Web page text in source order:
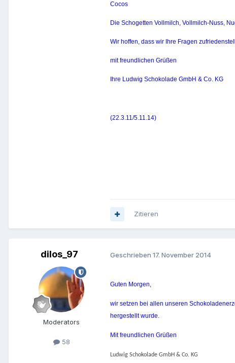
Cocos
Die Schogetten Vollmilch, Vollmilch-Nuss,
Wir hoffen, dass wir Ihre Fragen
mit freundlichen Grüßen
Ihre Ludwig Schokolade GmbH & Co. KG
(22.3.11/5.11.14)
Zitieren
dilos_97
Moderators
58
Geschrieben 17. November 2014
Guten Morgen,
wir setzen bei allen unseren
hergestellt wurde.
Mit freundlichen Grüßen
Ludwig Schokolade GmbH & Co. KG